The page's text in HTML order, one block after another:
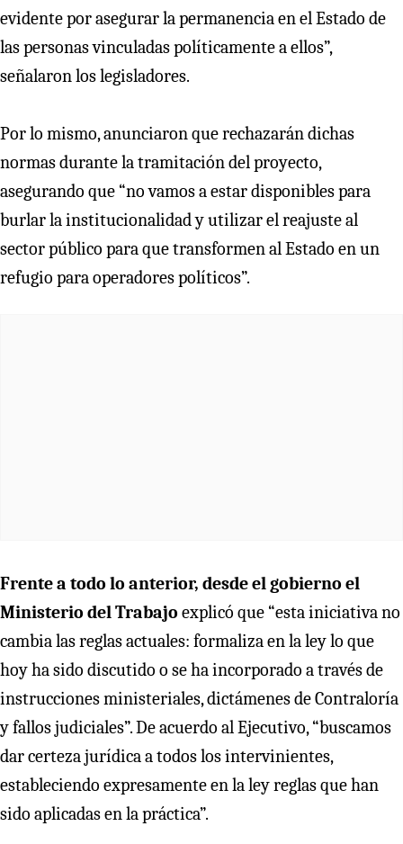
evidente por asegurar la permanencia en el Estado de
las personas vinculadas políticamente a ellos”,
señalaron los legisladores.
Por lo mismo, anunciaron que rechazarán dichas
normas durante la tramitación del proyecto,
asegurando que “no vamos a estar disponibles para
burlar la institucionalidad y utilizar el reajuste al
sector público para que transformen al Estado en un
refugio para operadores políticos”.
Frente a todo lo anterior, desde el gobierno el
Ministerio del Trabajo explicó que “esta iniciativa no
cambia las reglas actuales: formaliza en la ley lo que
hoy ha sido discutido o se ha incorporado a través de
instrucciones ministeriales, dictámenes de Contraloría
y fallos judiciales”. De acuerdo al Ejecutivo, “buscamos
dar certeza jurídica a todos los intervinientes,
estableciendo expresamente en la ley reglas que han
sido aplicadas en la práctica”.